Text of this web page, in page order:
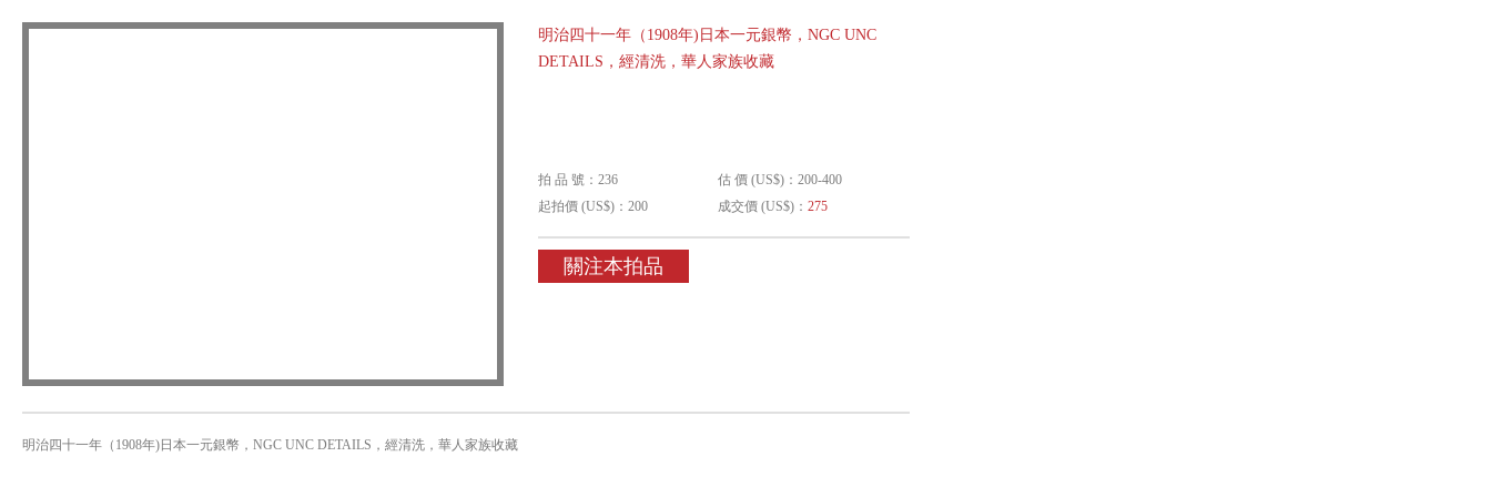
明治四十一年（1908年)日本一元銀幣，NGC UNC
DETAILS，經清洗，華人家族收藏
拍 品 號：236
估 價 (US$)：200-400
起拍價 (US$)：200
成交價 (US$)： 275
關注本拍品
明治四十一年（1908年)日本一元銀幣，NGC UNC DETAILS，經清洗，華人家族收藏